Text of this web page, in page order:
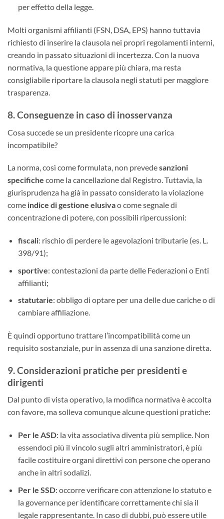
per effetto della legge.
Molti organismi affilianti (FSN, DSA, EPS) hanno tuttavia
richiesto di inserire la clausola nei propri regolamenti interni,
creando in passato situazioni di incertezza. Con la nuova
normativa, la questione appare più chiara, ma resta
consigliabile riportare la clausola negli statuti per maggiore
trasparenza.
8. Conseguenze in caso di inosservanza
Cosa succede se un presidente ricopre una carica
incompatibile?
La norma, così come formulata, non prevedesanzioni
specifiche come la cancellazione dal Registro. Tuttavia, la
giurisprudenza ha già in passato considerato la violazione
come indice di gestione elusivao come segnale di
concentrazione di potere, con possibili ripercussioni:
fiscali: rischio di perdere le agevolazioni tributarie (es. L.
398/91);
sportive: contestazioni da parte delle Federazioni o Enti
affilianti;
statutarie: obbligo di optare per una delle due cariche o di
cambiare affiliazione.
È quindi opportuno trattare l’incompatibilità come un
requisito sostanziale, pur in assenza di una sanzione diretta.
9. Considerazioni pratiche per presidenti e
dirigenti
Dal punto di vista operativo, la modifica normativa è accolta
con favore, ma solleva comunque alcune questioni pratiche:
Per le ASD: la vita associativa diventa più semplice. Non
essendoci più il vincolo sugli altri amministratori, è più
facile costituire organi direttivi con persone che operano
anche in altri sodalizi.
Per le SSD: occorre verificare con attenzione lo statuto e
la governance per identificare correttamente chi sia il
legale rappresentante. In caso di dubbi, può essere utile